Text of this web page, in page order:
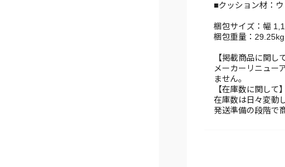
■クッション材：
梱包サイズ：幅
梱包重量：29.25kg
【掲載商品に関し
メーカーリニュー
ません。
【在庫数に関して】
在庫数は日々変動
発送準備の段階で